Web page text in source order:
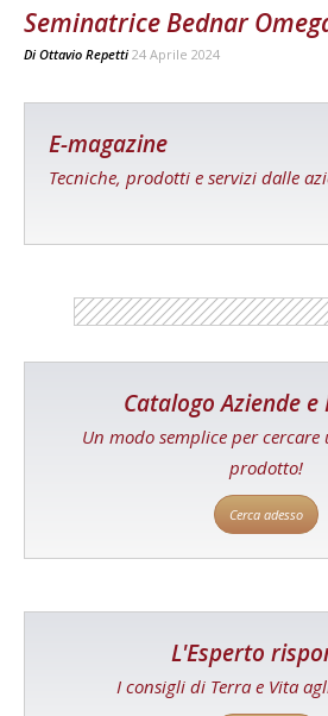
Seminatrice Bednar
Di Ottavio Repetti 24 Aprile 2024
E-magazine
Tecniche, prodotti e servizi dalle
Catalogo Aziende
Un modo semplice per
prodotto!
Cerca adesso
L'Esperto
I consigli di Terra e Vita